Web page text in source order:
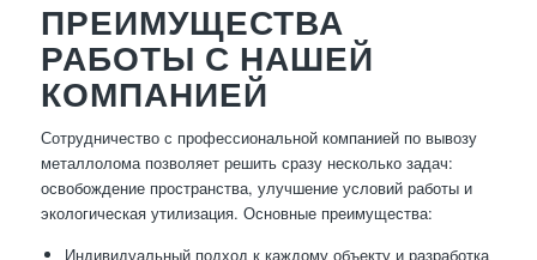
ПРЕИМУЩЕСТВА
РАБОТЫ С НАШЕЙ
КОМПАНИЕЙ
Сотрудничество с профессиональной компанией по вывозу
металлолома позволяет решить сразу несколько задач:
освобождение пространства, улучшение условий работы и
экологическая утилизация. Основные преимущества:
Индивидуальный подход к каждому объекту и разработка